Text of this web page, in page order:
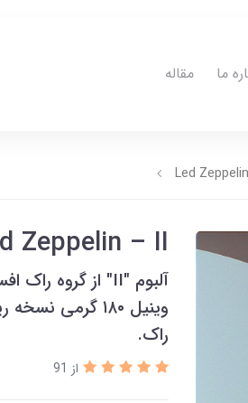
ما مقاله
Led
Zeppelin – II
وینیل ۱۸۰
راک.
از 91